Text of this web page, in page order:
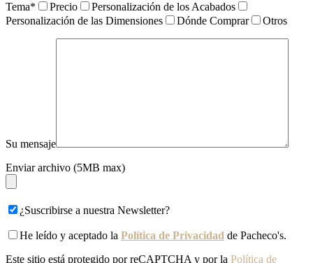
Tema* Precio
Personalización de los Acabados
Personalización de las Dimensiones
Dónde Comprar Otros
Su mensaje
Enviar archivo (5MB max)
¿Suscribirse a nuestra Newsletter?
He leído y aceptado la Política de Privacidad de Pacheco's.
Este sitio está protegido por reCAPTCHA y por la Política de